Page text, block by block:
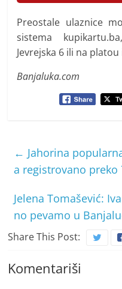
Preostale ulaznice
sistema
Jevrejska 6 ili na platou
Banjaluka.com
← Jahorina
a registrovano preko
Jelena Tomašević:
no pevamo u
Share This Post:
Komentariši